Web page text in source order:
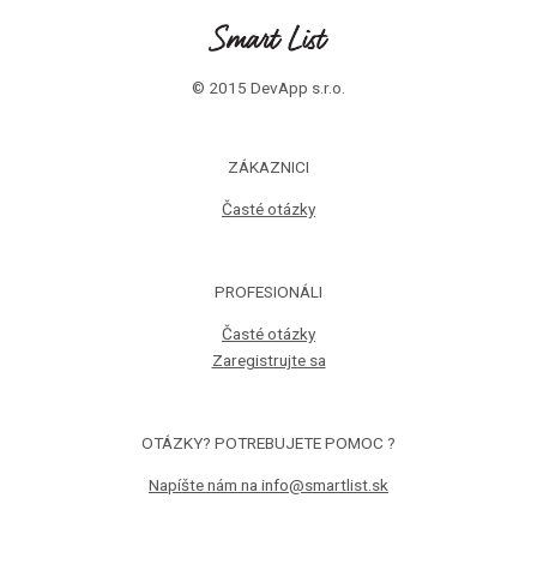
© 2015 DevApp s.r.o.
ZÁKAZNICI
Časté otázky
PROFESIONÁLI
Časté otázky
Zaregistrujte sa
OTÁZKY? POTREBUJETE POMOC ?
Napíšte nám na info@smartlist.sk